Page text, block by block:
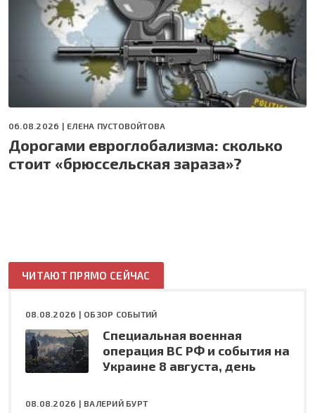
06.08.2026 | ЕЛЕНА ПУСТОВОЙТОВА
Дорогами евроглобализма: сколько
стоит «брюссельская зараза»?
ЧИТАЮТ ПРЯМО СЕЙЧАС
08.08.2026 | ОБЗОР СОБЫТИЙ
Специальная военная
операция ВС РФ и события на
Украине 8 августа, день
08.08.2026 | ВАЛЕРИЙ БУРТ